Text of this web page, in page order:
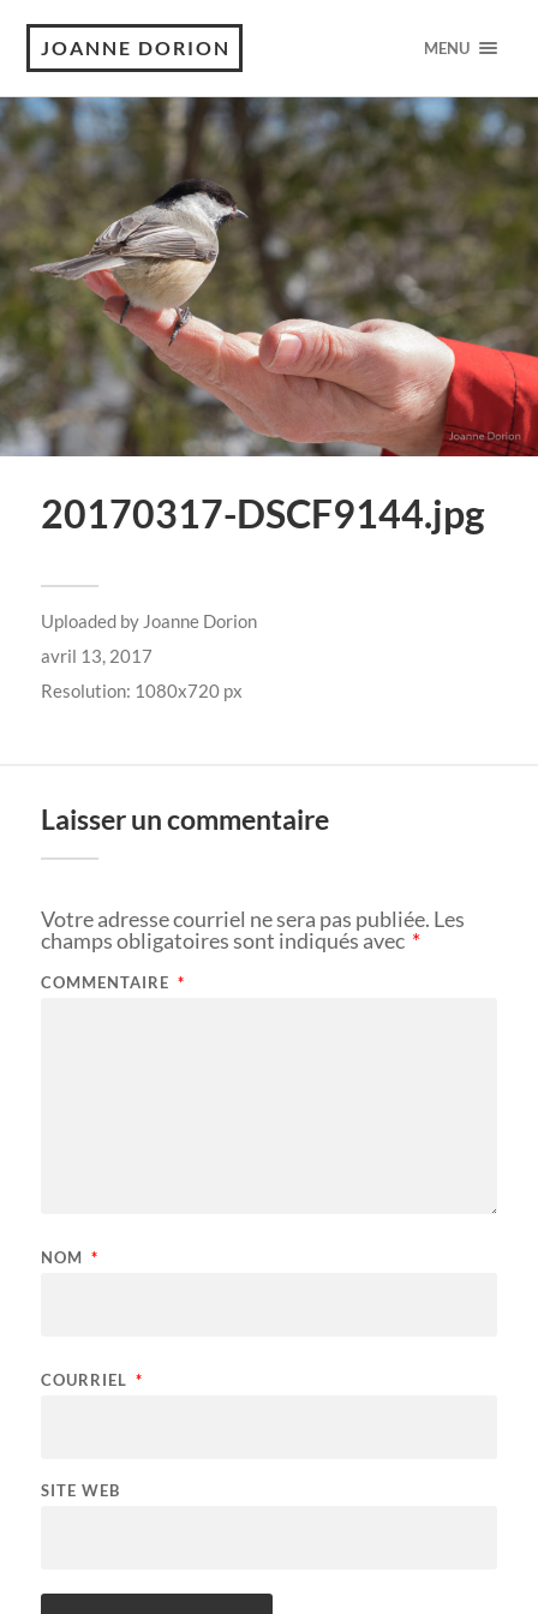
JOANNE DORION MENU
20170317-DSCF9144.jpg
Uploaded by Joanne Dorion
avril 13, 2017
Resolution: 1080x720 px
Laisser un commentaire
Votre adresse courriel ne sera pas publiée. Les
champs obligatoires sont indiqués avec *
COMMENTAIRE *
NOM *
COURRIEL *
SITE WEB